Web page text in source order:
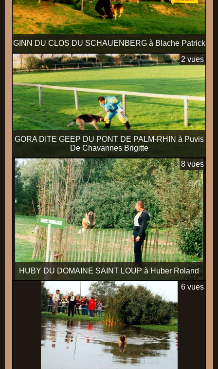
GINN DU CLOS DU SCHAUENBERG à Blache Patrick
GORA DITE GEEP DU PONT DE PALM-RHIN à Puvis
De Chavannes Brigitte
2 vues
HUBY DU DOMAINE SAINT LOUP à Huber Roland
8 vues
6 vues